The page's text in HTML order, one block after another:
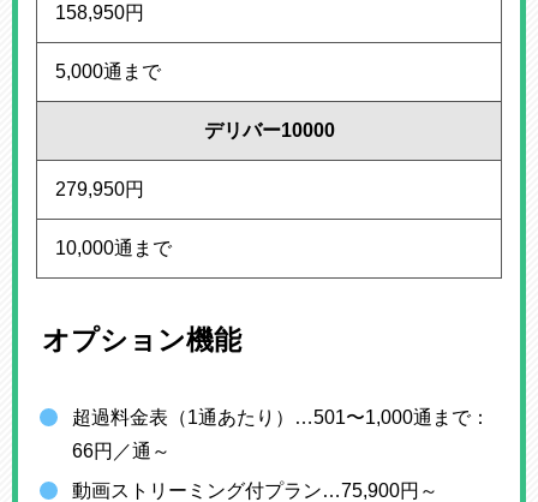
158,950円
5,000通まで
デリバー10000
279,950円
10,000通まで
オプション機能
超過料金表（1通あたり）…501〜1,000通まで：
66円／通～
動画ストリーミング付プラン…75,900円～